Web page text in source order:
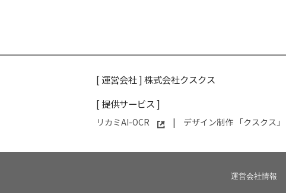
[ 運営会社 ]株式会社クスクス
[ 提供サービス ]
リカミAI-OCR | デザイン制作 「クスクス」
運営会社情報